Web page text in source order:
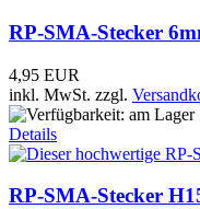
RP-SMA-Stecker
4,95 EUR
inkl. MwSt. zzgl.
Details
RP-SMA-Stecker